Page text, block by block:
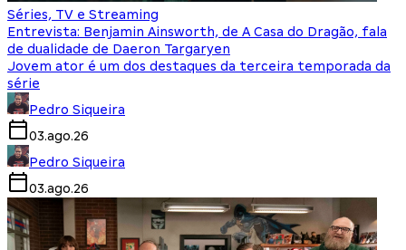
Séries, TV e Streaming
Entrevista: Benjamin Ainsworth, de A Casa do Dragão, fala
de dualidade de Daeron Targaryen
Jovem ator é um dos destaques da terceira temporada da
série
Pedro Siqueira
03.ago.26
Pedro Siqueira
03.ago.26